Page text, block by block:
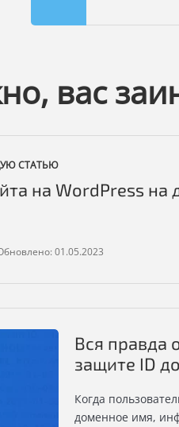
вас
СТАТЬЮ
на WordPress на
01.05.2023
Вся правда
защите ID
Когда
доменное имя,